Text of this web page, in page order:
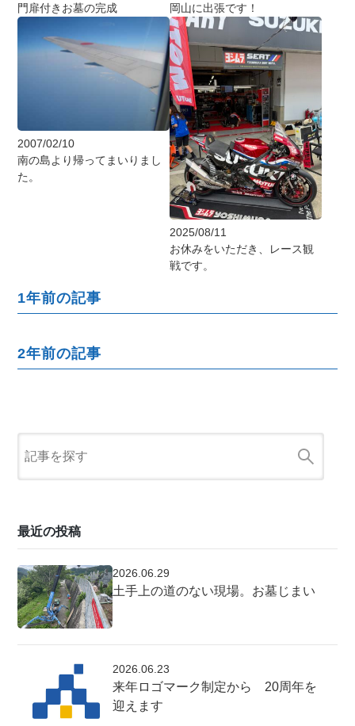
門扉付きお墓の完成
岡山に出張です！
2007/02/10
南の島より帰ってまいりまし
た。
2025/08/11
お休みをいただき、レース観
戦です。
1年前の記事
2年前の記事
最近の投稿
2026.06.29
土手上の道のない現場。お墓じまい
2026.06.23
来年ロゴマーク制定から 20周年を
迎えます